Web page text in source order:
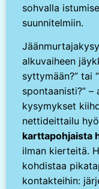
sohvalla
suunnitelmiin.
alkuvaiheen
syttymään?” tai
spontaanisti?”
kysymykset
nettideittailu
karttapohjaista
ilman kierteitä.
kohdistaa
kontakteihin: